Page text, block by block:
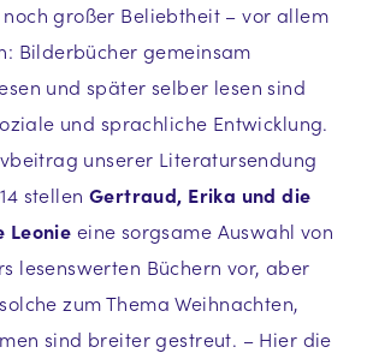
großer Beliebtheit – vor allem
Bilderbücher gemeinsam
und später selber lesen sind
und sprachliche Entwicklung.
unserer Literatursendung
stellen Gertraud, Erika und die
Leonie eine sorgsame Auswahl von
lesenswerten Büchern vor, aber
zum Thema Weihnachten,
sind breiter gestreut. – Hier die